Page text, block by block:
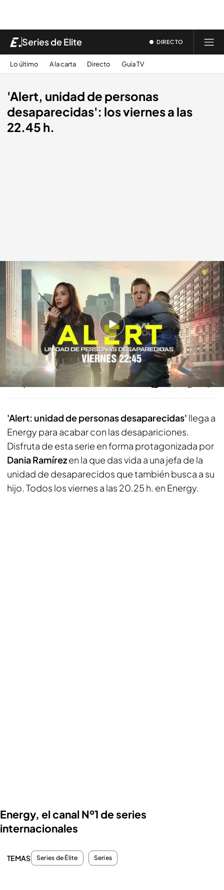
Series de Élite DIRECTO
Lo último A la carta Directo Guía TV
'Alert, unidad de personas
desaparecidas': los viernes a las
22.45 h.
'Alert, unidad de personas desaparecidas'
energy.es
31 JUL 2024 - 16:22h.
Protagonizada por Dania Ramírez
Energy, el canal Nº1 de series internacionales
Compartir
'Alert: unidad de personas desaparecidas' llega a
Energy para acabar con las desapariciones.
Disfruta de esta serie en forma protagonizada por
Dania Ramírezen la que das vida a una jefa de la
unidad de desaparecidos que también busca a su
hijo. Todos los viernes a las 20.25 h. en Energy.
Energy, el canal Nº1 de series
internacionales
TEMAS Series de Élite Series